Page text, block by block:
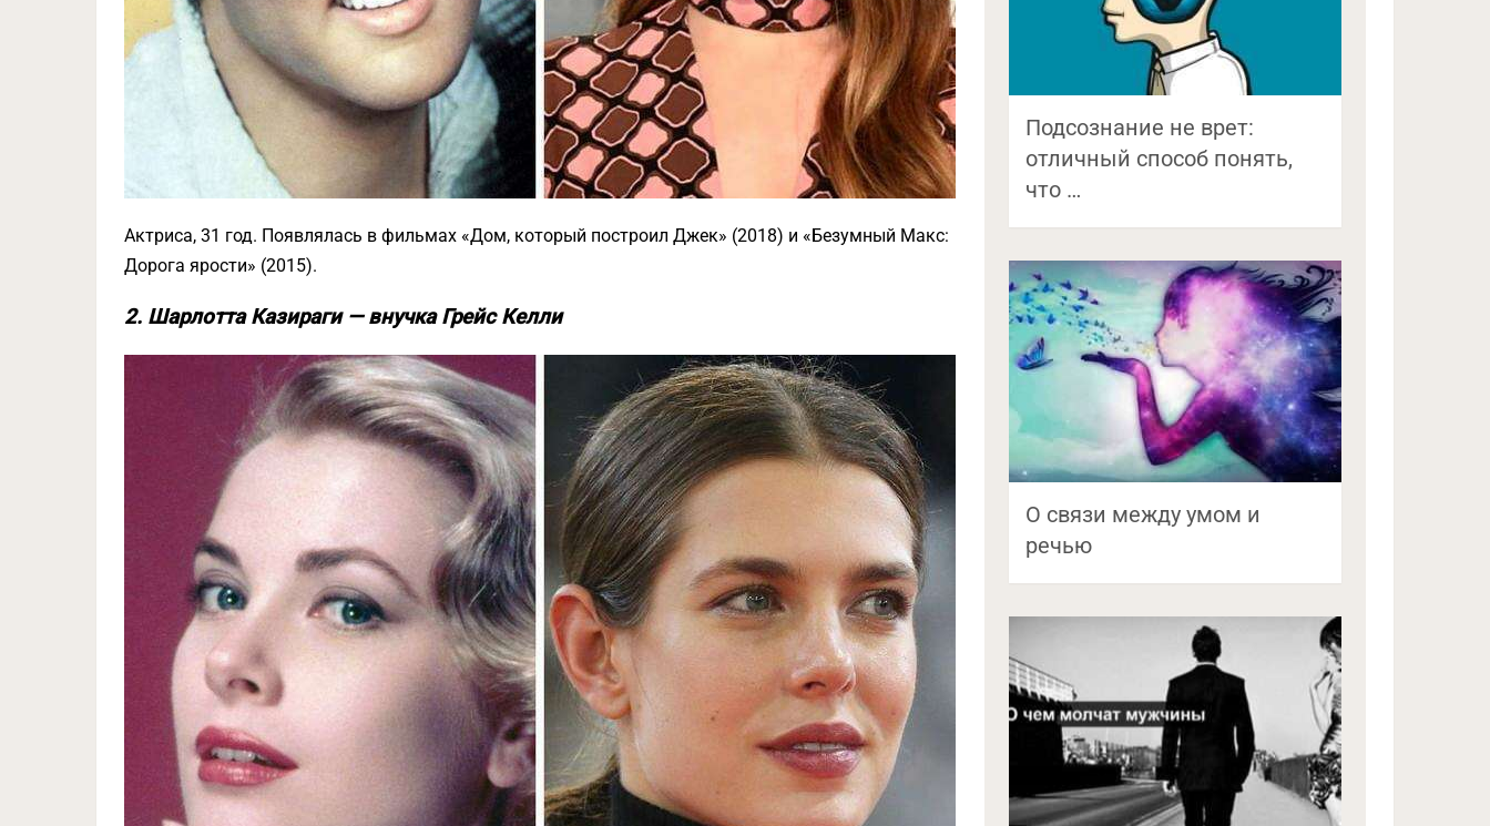
Актриса, 31 год. Появлялась в фильмах «Дом, который построил Джек» (2018) и «Безумный Макс:
Дорога ярости» (2015).
2. Шарлотта Казираги — внучка Грейс Келли
Подсознание не врет:
отличный способ понять,
что …
О связи между умом и
речью